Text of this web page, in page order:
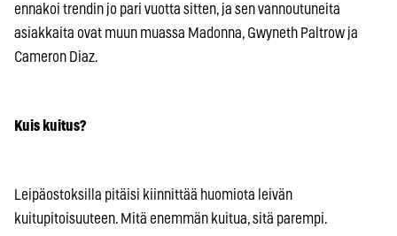
ennakoi trendin jo pari vuotta sitten, ja sen vannoutuneita
asiakkaita ovat muun muassa Madonna, Gwyneth Paltrow ja
Cameron Diaz.
Kuis kuitus?
Leipäostoksilla pitäisi kiinnittää huomiota leivän
kuitupitoisuuteen. Mitä enemmän kuitua, sitä parempi.